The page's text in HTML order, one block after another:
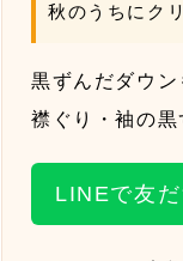
秋のうちにク
黒ずんだダウン
襟ぐり・袖の黒
LINEで友だ